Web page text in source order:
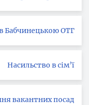
Бабчинецькою ОТГ
Насильство в сім’ї
вакантних посад